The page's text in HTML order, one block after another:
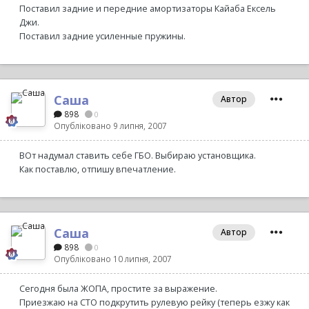
Поставил задние и передние амортизаторы Кайаба Ексель
Джи.
Поставил задние усиленные пружины.
Саша
898 0
Опубліковано 9 липня, 2007
Автор
ВОт надумал ставить себе ГБО. Выбираю установщика.
Как поставлю, отпишу впечатление.
Саша
898 0
Опубліковано 10 липня, 2007
Автор
Сегодня была ЖОПА, простите за выражение.
Приезжаю на СТО подкрутить рулевую рейку (теперь езжу как